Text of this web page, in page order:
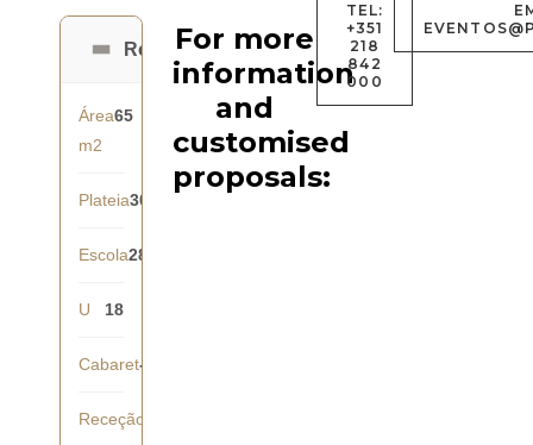
Rossio
Área
m2
65
Plateia30
Escola28
U 18
Cabaret-
Receção
For more
information
and
customised
proposals:
TEL:
+351
218
842
000